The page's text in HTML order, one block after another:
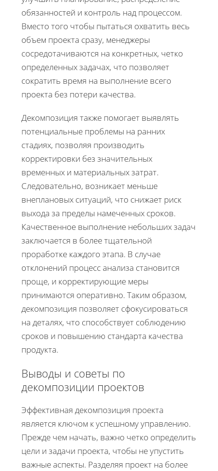
обязанностей и контроль над процессом.
Вместо того чтобы пытаться охватить весь
объем проекта сразу, менеджеры
сосредотачиваются на конкретных, четко
определенных задачах, что позволяет
сократить время на выполнение всего
проекта без потери качества.
Декомпозиция также помогает выявлять
потенциальные проблемы на ранних
стадиях, позволяя производить
корректировки без значительных
временных и материальных затрат.
Следовательно, возникает меньше
внеплановых ситуаций, что снижает риск
выхода за пределы намеченных сроков.
Качественное выполнение небольших задач
заключается в более тщательной
проработке каждого этапа. В случае
отклонений процесс анализа становится
проще, и корректирующие меры
принимаются оперативно. Таким образом,
декомпозиция позволяет сфокусироваться
на деталях, что способствует соблюдению
сроков и повышению стандарта качества
продукта.
Выводы и советы по
декомпозиции проектов
Эффективная декомпозиция проекта
является ключом к успешному управлению.
Прежде чем начать, важно четко определить
цели и задачи проекта, чтобы не упустить
важные аспекты. Разделяя проект на более